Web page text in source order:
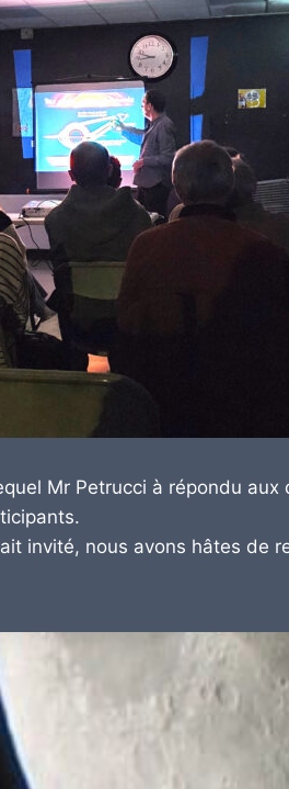
Mr Petrucci à répondu
invité, nous avons hâtes de